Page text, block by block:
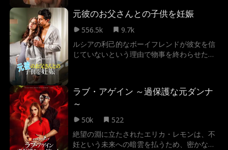
は告げる。「パパ、もうおしまい」。
元彼のお父さんとの子供を妊娠
556.5k
9.7k
ルシアの利己的なボーイフレンドが彼女を信
じていないという理由で物事を終わらせた
督であるソーヤー・キャンベル医師の下で、
無慈悲な有名外科医、驚くべき赤ちゃんのパ
パ、そして何よりも最悪なのは元彼の父親
だ。
ラブ・アゲイン ～過保護な元ダンナ
～
50k
522
絶望の淵に立たされたエリカ・レモンは、不
妊という未来への暗雲を払うため、密かな依